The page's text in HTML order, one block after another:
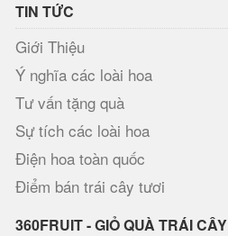
TIN TỨC
Giới Thiệu
Ý nghĩa các loài hoa
Tư vấn tặng quà
Sự tích các loài hoa
Điện hoa toàn quốc
Điểm bán trái cây tươi
360FRUIT - GIỎ QUÀ TRÁI CÂY